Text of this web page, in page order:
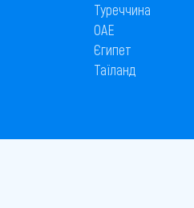
Туреччина
ОАЕ
Єгипет
Таїланд